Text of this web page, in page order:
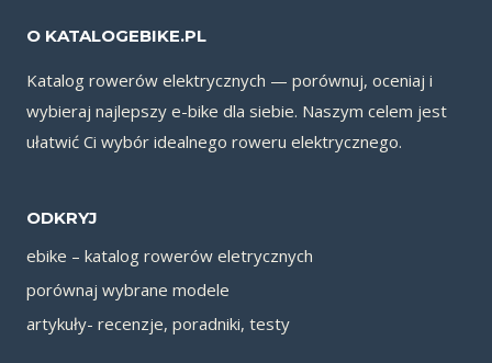
O KATALOGEBIKE.PL
Katalog rowerów elektrycznych — porównuj, oceniaj i
wybieraj najlepszy e-bike dla siebie. Naszym celem jest
ułatwić Ci wybór idealnego roweru elektrycznego.
ODKRYJ
ebike – katalog rowerów eletrycznych
porównaj wybrane modele
artykuły- recenzje, poradniki, testy